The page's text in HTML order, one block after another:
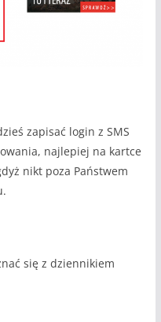
zapisać login z SMS
najlepiej na kartce
nikt poza Państwem
się z dziennikiem